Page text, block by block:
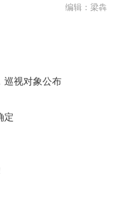
编辑：梁犇
巡视对象公布
定